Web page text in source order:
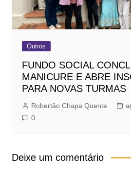
Outros
FUNDO SOCIAL
MANICURE E ABRE
PARA NOVAS TURMAS
Robertão Chapa Quente
0
Deixe um comentário